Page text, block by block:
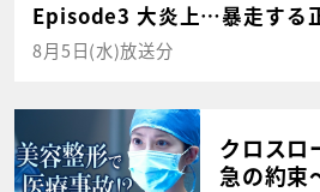
Episode3 大炎上…暴走する
8月5日(水)放送分
クロスロ
急の約束